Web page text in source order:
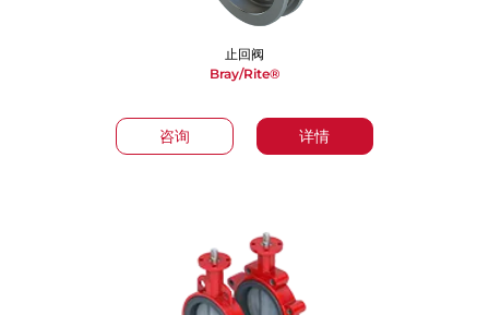
咨询 详情
止回阀
Bray/Rite®